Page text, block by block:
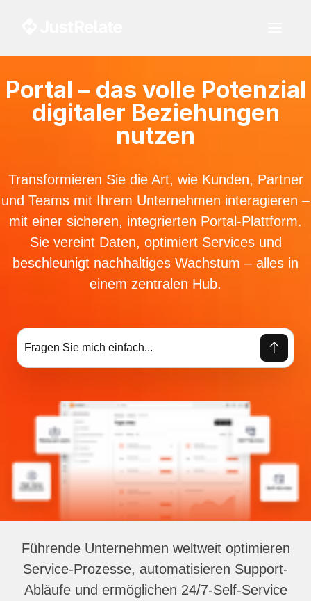
Portal – das volle Potenzial
digitaler Beziehungen
nutzen
Transformieren Sie die Art, wie Kunden, Partner
und Teams mit Ihrem Unternehmen interagieren –
mit einer sicheren, integrierten Portal-Plattform.
Sie vereint Daten, optimiert Services und
beschleunigt nachhaltiges Wachstum – alles in
einem zentralen Hub.
Führende Unternehmen weltweit optimieren
Service-Prozesse, automatisieren Support-
Abläufe und ermöglichen 24/7-Self-Service